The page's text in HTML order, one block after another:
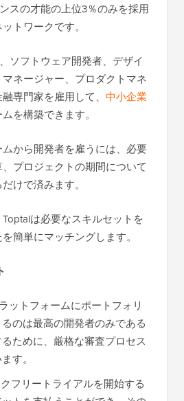
スの才能の上位3％のみを採用
トワークです。
ソフトウェア開発者、デザイ
ネージャー、プロダクトマネ
専門家を雇用して、 中小企業
を構築できます。
から開発者を雇うには、必要
プロジェクトの期間について
けで済みます。
は必要なスキルセットを
簡単にマッチングします。
ットフォームにポートフォリ
のは最高の開発者のみである
ために、厳格な審査プロセス
す。
フリートライアルを開始する